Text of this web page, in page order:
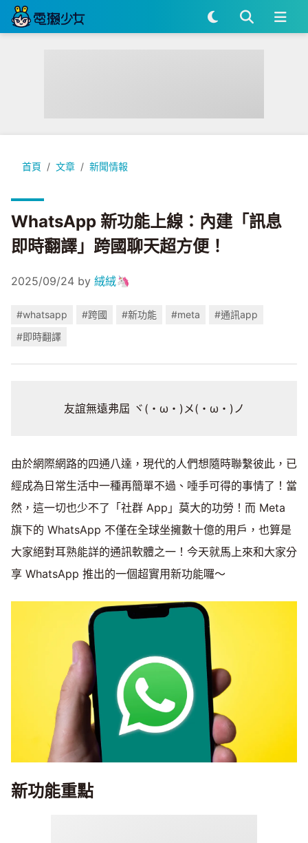
首頁 文章 新聞情報
WhatsApp 新功能上線：內建「訊息即時翻譯」跨國聊天超方
WhatsApp 新功能上線：內建「訊息
即時翻譯」跨國聊天超方便！
2025/09/24 by 絨絨🦄
#whatsapp #跨國 #新功能 #meta
#通訊app
#即時翻譯
友誼無遠弗屆 ヾ(・ω・)メ(・ω・)ノ
由於網際網路的四通八達，現代的人們想隨時聯繫彼此，已
經成為日常生活中一種再簡單不過、唾手可得的事情了！當
然，這一切也少不了「社群 App」莫大的功勞！而 Meta
旗下的 WhatsApp 不僅在全球坐擁數十億的用戶，也算是
大家絕對耳熟能詳的通訊軟體之一！今天就馬上來和大家分
享 WhatsApp 推出的一個超實用新功能囉～
新功能重點